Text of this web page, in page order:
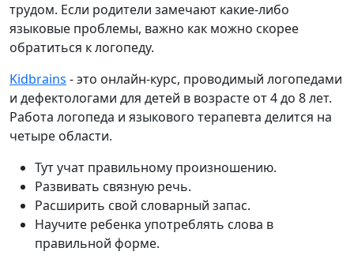
трудом. Если родители замечают какие-либо
языковые проблемы, важно как можно скорее
обратиться к логопеду.
Kidbrains - это онлайн-курс, проводимый логопедами
и дефектологами для детей в возрасте от 4 до 8 лет.
Работа логопеда и языкового терапевта делится на
четыре области.
Тут учат правильному произношению.
Развивать связную речь.
Расширить свой словарный запас.
Научите ребенка употреблять слова в
правильной форме.